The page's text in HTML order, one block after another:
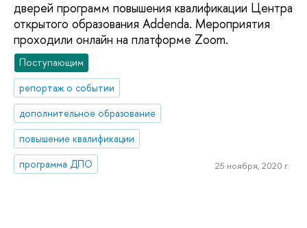
дверей программ повышения квалификации Центра
открытого образования Addenda. Мероприятия
проходили онлайн на платформе Zoom.
Поступающим
репортаж о событии
дополнительное образование
повышение квалификации
программа ДПО
25 ноября, 2020 г.